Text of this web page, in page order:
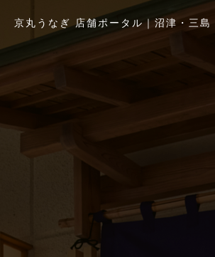
京丸うなぎ 店舗ポータル｜沼津・三島